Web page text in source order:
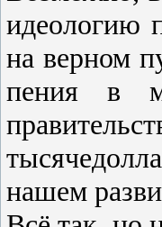
идеологию
на верном
пения в
нашем